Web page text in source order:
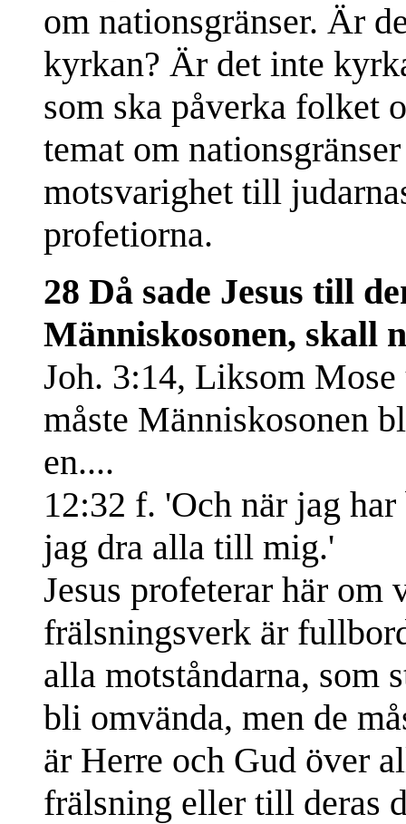
om nationsgränser. Är
kyrkan? Är det inte
som ska påverka folket
temat om
motsvarighet till
profetiorna.
28 Då sade Jesus till
Människosonen, skall
Joh. 3:14, Liksom
måste Människosonen
en....
12:32 f. 'Och när jag
jag dra alla till mig.'
Jesus profeterar här om
frälsningsverk är
alla motståndarna, som
bli omvända, men de
är Herre och Gud över
frälsning eller till deras